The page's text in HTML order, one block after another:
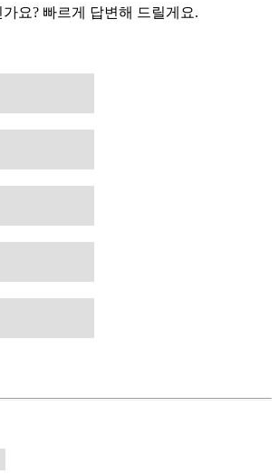
요? 빠르게 답변해 드릴게요.